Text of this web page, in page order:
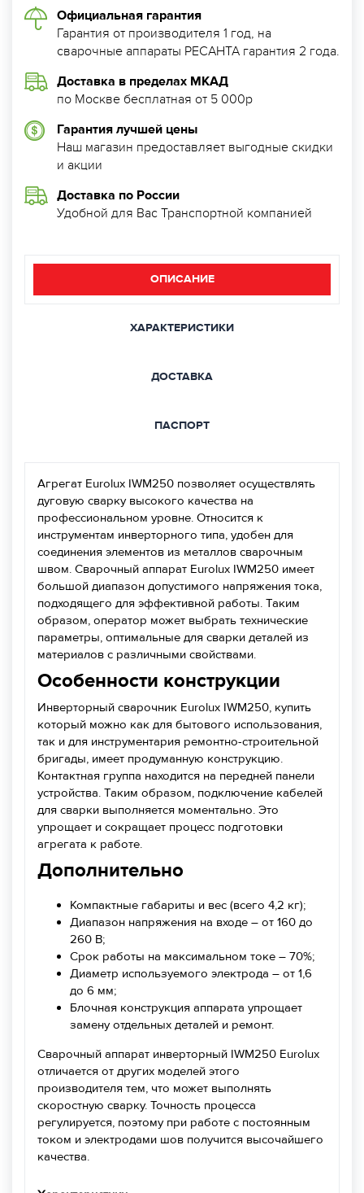
Официальная гарантия
Гарантия от производителя 1 год, на
сварочные аппараты РЕСАНТА гарантия 2 года.
Доставка в пределах МКАД
по Москве бесплатная от 5 000р
Гарантия лучшей цены
Наш магазин предоставляет выгодные скидки
и акции
Доставка по России
Удобной для Вас Транспортной компанией
ОПИСАНИЕ
ХАРАКТЕРИСТИКИ
ДОСТАВКА
ПАСПОРТ
Агрегат Eurolux IWM250 позволяет осуществлять
дуговую сварку высокого качества на
профессиональном уровне. Относится к
инструментам инверторного типа, удобен для
соединения элементов из металлов сварочным
швом. Сварочный аппарат Eurolux IWM250 имеет
большой диапазон допустимого напряжения тока,
подходящего для эффективной работы. Таким
образом, оператор может выбрать технические
параметры, оптимальные для сварки деталей из
материалов с различными свойствами.
Особенности конструкции
Инверторный сварочник Eurolux IWM250, купить
который можно как для бытового использования,
так и для инструментария ремонтно-строительной
бригады, имеет продуманную конструкцию.
Контактная группа находится на передней панели
устройства. Таким образом, подключение кабелей
для сварки выполняется моментально. Это
упрощает и сокращает процесс подготовки
агрегата к работе.
Дополнительно
Компактные габариты и вес (всего 4,2 кг);
Диапазон напряжения на входе – от 160 до
260 В;
Срок работы на максимальном токе – 70%;
Диаметр используемого электрода – от 1,6
до 6 мм;
Блочная конструкция аппарата упрощает
замену отдельных деталей и ремонт.
Сварочный аппарат инверторный IWM250 Eurolux
отличается от других моделей этого
производителя тем, что может выполнять
скоростную сварку. Точность процесса
регулируется, поэтому при работе с постоянным
током и электродами шов получится высочайшего
качества.